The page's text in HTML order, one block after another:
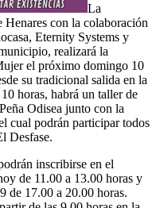
La
con la colaboración
Eternity Systems y
realizará la
el próximo domingo 10
su tradicional salida en la
horas, habrá un taller de
Odisea junto con la
cual podrán participar todos
Desfase.
inscribirse en el
de 11.00 a 13.00 horas y
de 17.00 a 20.00 horas.